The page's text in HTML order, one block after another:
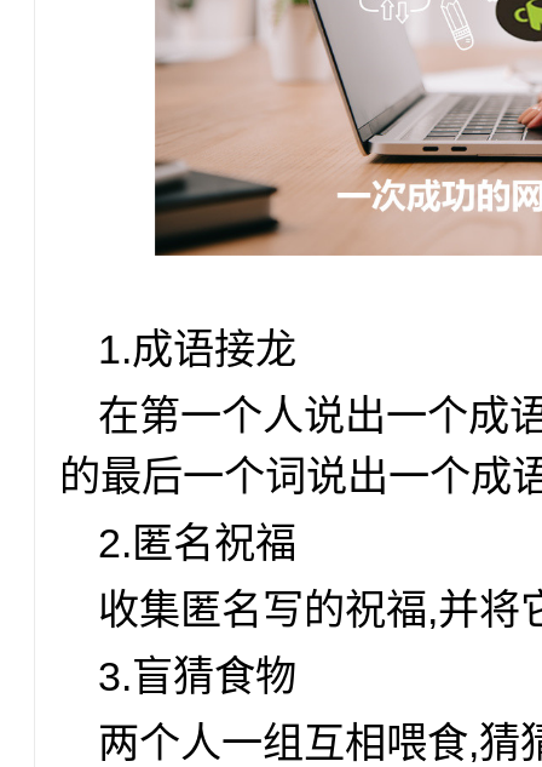
1.成语接龙
在第一个人说出一个成
的最后一个词说出一个成
2.匿名祝福
收集匿名写的祝福,并将
3.盲猜食物
两个人一组互相喂食,猜